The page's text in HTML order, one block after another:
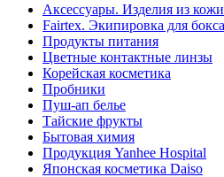
Аксессуары. Изделия из кожи
Fairtex. Экипировка для бокса
Продукты питания
Цветные контактные линзы
Корейская косметика
Пробники
Пуш-ап белье
Тайские фрукты
Бытовая химия
Продукция Yanhee Hospital
Японская косметика Daiso